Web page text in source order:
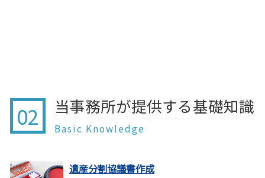
02 当事務所が提供する基礎知識
Basic Knowledge
遺産分割協議書作成